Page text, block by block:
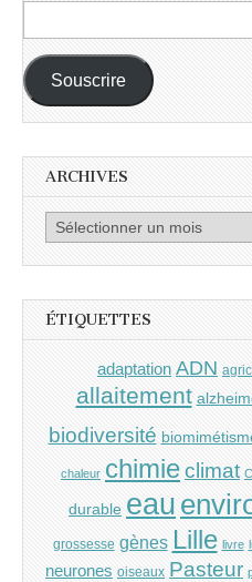
e-
mail :
Souscrire
ARCHIVES
Archives
ÉTIQUETTES
adaptation ADN
allaitement
biodiversité
chaleur chimieclimat
durable eau
grossesse gènes Lille livre
neurones oiseaux Pasteur